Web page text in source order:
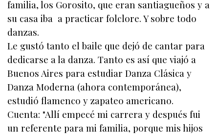
familia, los Gorosito, que eran santiagueños y a
su casa iba a practicar folclore. Y sobre todo
danzas.
Le gustó tanto el baile que dejó de cantar para
dedicarse a la danza. Tanto es así que viajó a
Buenos Aires para estudiar Danza Clásica y
Danza Moderna (ahora contemporánea),
estudió flamenco y zapateo americano.
Cuenta: "Allí empecé mi carrera y después fui
un referente para mi familia, porque mis hijos